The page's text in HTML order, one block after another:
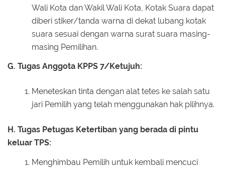
Wali Kota dan Wakil Wali Kota, Kotak Suara dapat
diberi stiker/tanda warna di dekat lubang kotak
suara sesuai dengan warna surat suara masing-
masing Pemilihan.
G. Tugas Anggota KPPS 7/Ketujuh:
Meneteskan tinta dengan alat tetes ke salah satu
jari Pemilih yang telah menggunakan hak pilihnya.
H. Tugas Petugas Ketertiban yang berada di pintu
keluar TPS:
Menghimbau Pemilih untuk kembali mencuci